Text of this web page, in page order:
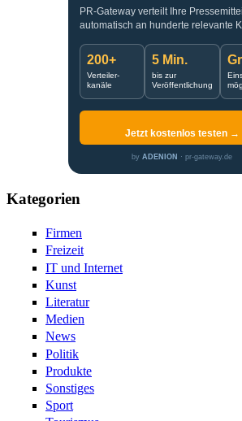
PR-Gateway verteilt Ihre
automatisch an hunderte relevante
200+
Verteiler-
kanäle
5 Min.
bis zur
Veröffentlichung
Jetzt kostenlos testen →
by ADENION · pr-gateway.de
Kategorien
Firmen
Freizeit
IT und Internet
Kunst
Literatur
Medien
News
Politik
Produkte
Sonstiges
Sport